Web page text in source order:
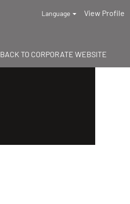
Language View Profile
BACK TO CORPORATE WEBSITE